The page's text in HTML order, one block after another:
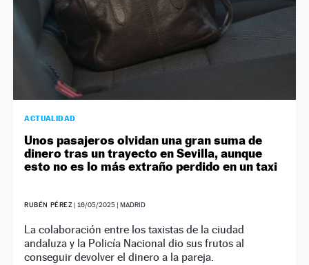
ACTUALIDAD
Unos pasajeros olvidan una gran suma de
dinero tras un trayecto en Sevilla, aunque
esto no es lo más extraño perdido en un taxi
RUBÉN PÉREZ |16/05/2025 | MADRID
La colaboración entre los taxistas de la ciudad
andaluza y la Policía Nacional dio sus frutos al
conseguir devolver el dinero a la pareja.